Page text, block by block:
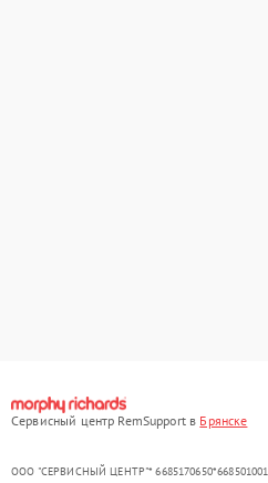
Сервисный центр RemSupport в Брянске
ООО "СЕРВИСНЫЙ ЦЕНТР"* 6685170650*668501001